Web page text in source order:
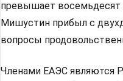
превышает восемьдесят
Мишустин прибыл с
вопросы
Членами ЕАЭС являются